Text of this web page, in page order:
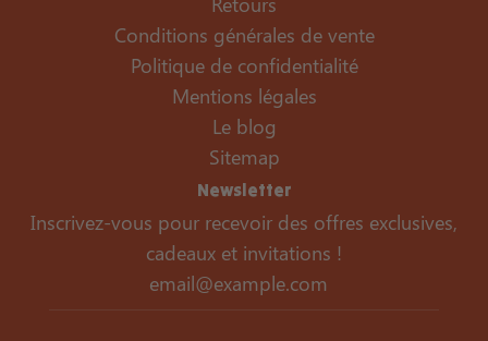
Conditions générales de vente
Politique de confidentialité
Mentions légales
Le blog
Sitemap
Newsletter
Inscrivez-vous pour recevoir des offres exclusives,
cadeaux et invitations !